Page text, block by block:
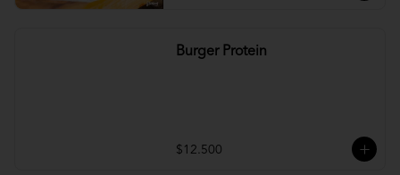
Burger Protein
$12.500